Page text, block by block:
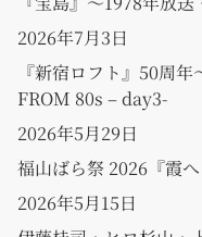
2026年7月3日
『新宿ロフト』50周
FROM 80s – day3-
2026年5月29日
福山ばら祭 2026『霞へ
2026年5月15日